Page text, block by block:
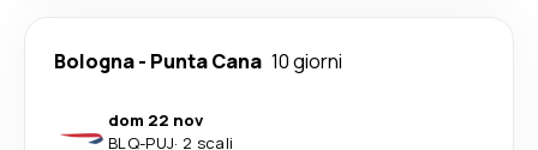
Bologna- Punta Cana 10 giorni
dom 22 nov
BLQ-PUJ· 2 scali